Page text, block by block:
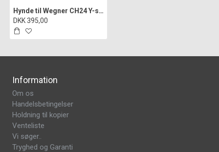
Hynde til Wegner CH24 Y-stol i sort læder med knap
DKK 395,00
Information
Om os
Handelsbetingelser
Holdning til kopier
Venteliste
Vi søger..
Tryghed og Garanti